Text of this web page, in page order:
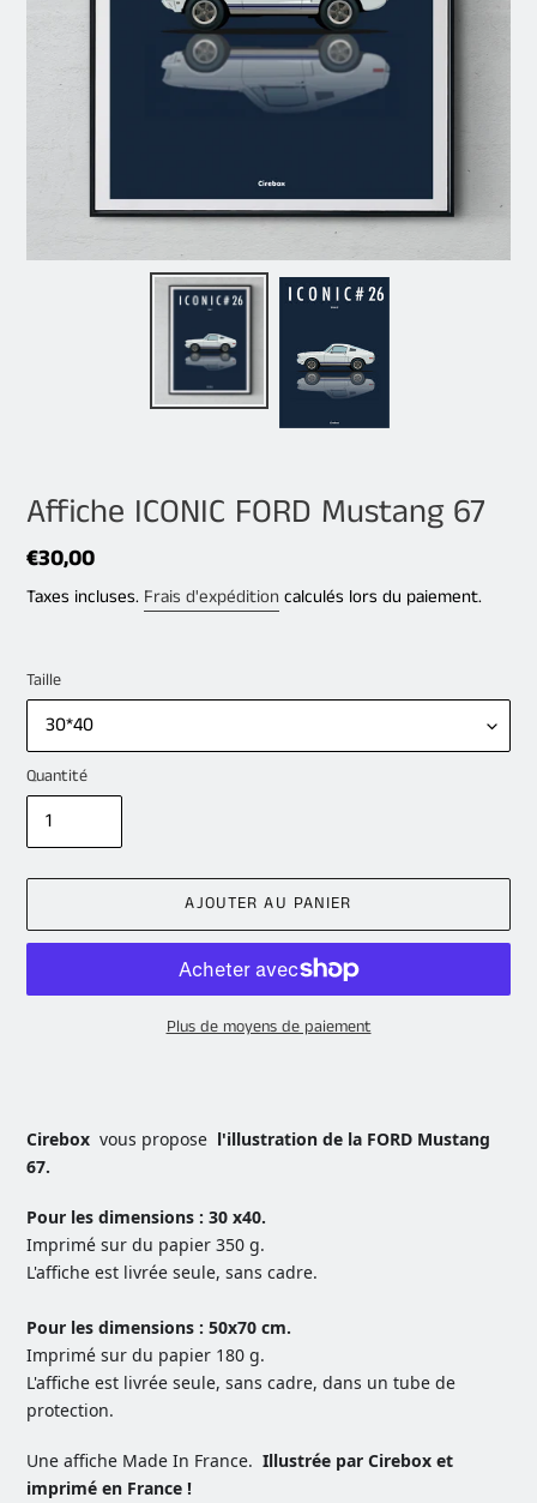
Affiche ICONIC FORD Mustang 67
Prix
normal
€30,00
Taxes incluses. Frais d'expédition calculés lors du paiement.
Taille
Quantité
AJOUTER AU PANIER
Plus de moyens de paiement
produit
à
votre
panier
Cirebox vous propose l'illustration de la FORD Mustang
67.
Pour les dimensions : 30 x40.
Imprimé sur du papier 350 g.
L'affiche est livrée seule, sans cadre.
Pour les dimensions : 50x70 cm.
Imprimé sur du papier 180 g.
L'affiche est livrée seule, sans cadre, dans un tube de
protection.
Une affiche Made In France. Illustrée par Cirebox et
imprimé en France !